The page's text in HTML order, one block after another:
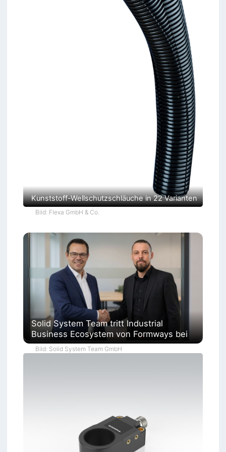
Kunststoff-Wellschutzschläuche in 22 Varianten
Bild: Flexa GmbH & Co.
Solid System Team tritt Industrial
Business Ecosystem von Formways bei
Bild: Solid System Team GmbH